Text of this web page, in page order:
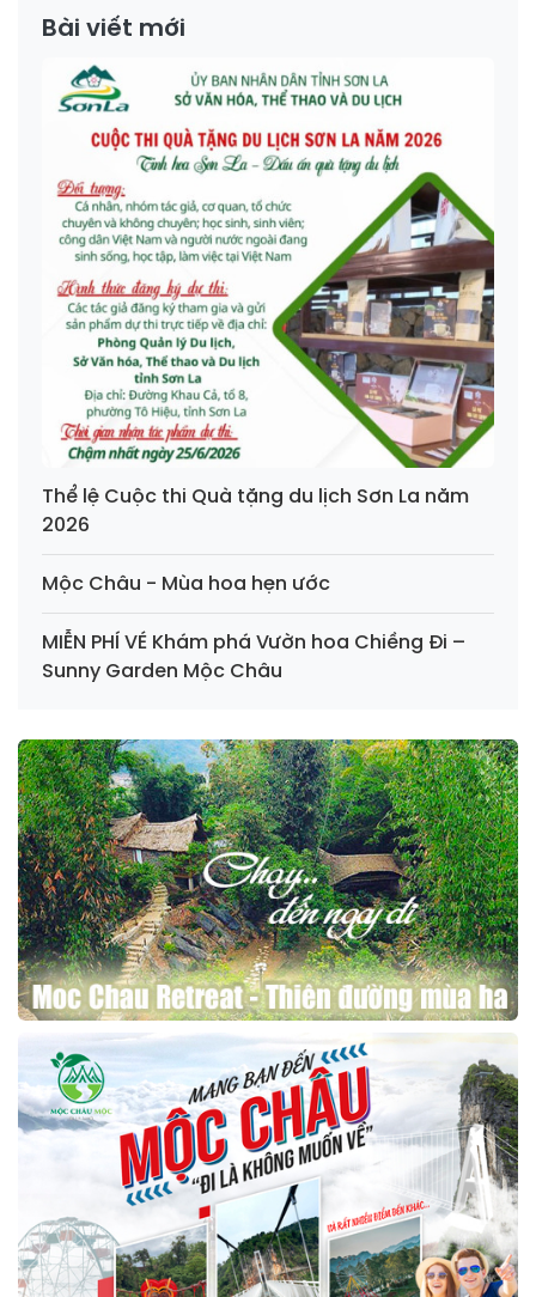
Bài viết mới
Thể lệ Cuộc thi Quà tặng du lịch Sơn La năm
2026
Mộc Châu - Mùa hoa hẹn ước
MIỄN PHÍ VÉ Khám phá Vườn hoa Chiềng Đi –
Sunny Garden Mộc Châu